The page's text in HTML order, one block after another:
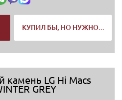
КУПИЛ БЫ, НО НУЖНО...
камень LG Hi Macs
GREY